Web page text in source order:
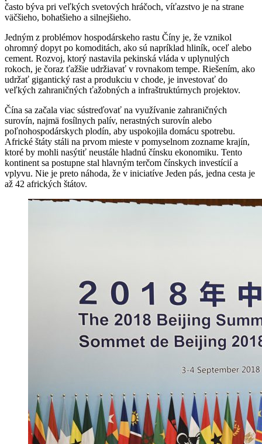
často býva pri veľkých svetových hráčoch, víťazstvo je na strane
väčšieho, bohatšieho a silnejšieho.
Jedným z problémov hospodárskeho rastu Číny je, že vznikol
ohromný dopyt po komoditách, ako sú napríklad hliník, oceľ alebo
cement. Rozvoj, ktorý nastavila pekinská vláda v uplynulých
rokoch, je čoraz ťažšie udržiavať v rovnakom tempe. Riešením, ako
udržať gigantický rast a produkciu v chode, je investovať do
veľkých zahraničných ťažobných a infraštruktúrnych projektov.
Čína sa začala viac sústreďovať na využívanie zahraničných
surovín, najmä fosílnych palív, nerastných surovín alebo
poľnohospodárskych plodín, aby uspokojila domácu spotrebu.
Africké štáty stáli na prvom mieste v pomyselnom zozname krajín,
ktoré by mohli nasýtiť neustále hladnú čínsku ekonomiku. Tento
kontinent sa postupne stal hlavným terčom čínskych investícií a
vplyvu. Nie je preto náhoda, že v iniciatíve Jeden pás, jedna cesta je
až 42 afrických štátov.